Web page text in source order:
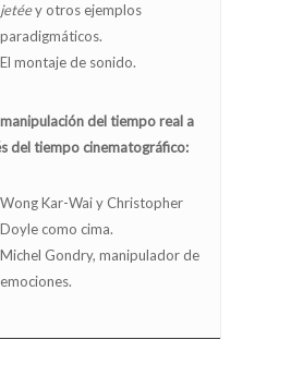
jetéey otros ejemplos
paradigmáticos.
El montaje de sonido.
manipulación del tiempo real a
del tiempo cinematográfico:
Wong Kar-Wai y Christopher
Doyle como cima.
Michel Gondry, manipulador de
emociones.